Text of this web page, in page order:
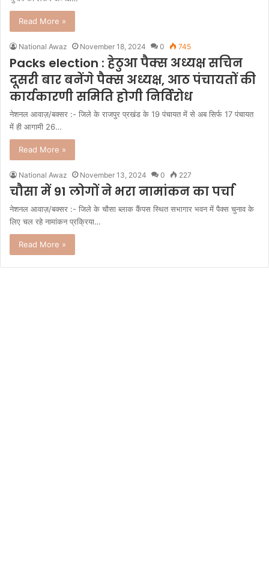
Read More »
National Awaz November 18, 2024 0 745
Packs election : हेठुआ पैक्स अध्यक्ष सचिन
दूसरी बार बनेंगे पैक्स अध्यक्ष, आठ पंचायतों की
कार्यकारणी समिति होगी निर्विरोध
नेशनल आवाज़/बक्सर :- जिले के राजपुर प्रखंड के 19 पंचायत में से अब सिर्फ 17 पंचायत
में ही आगामी 26…
Read More »
National Awaz November 13, 2024 0 227
चौसा में 91 लोगों ने भरा नामांकन का पर्चा
नेशनल आवाज़/बक्सर :- जिले के चौसा ब्लाक कैंपस स्थित सभागार भवन में पैक्स चुनाव के
लिए चल रहे नामांकन प्रक्रिया…
Read More »